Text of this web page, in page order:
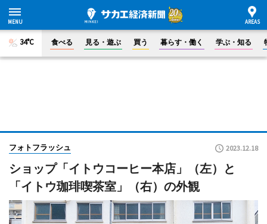
34°C 食べる 見る・遊ぶ 買う 暮らす・働く 学ぶ・知る
フォトフラッシュ 2023.12.18
ショップ「イトウコーヒー本店」（左）と
「イトウ珈琲喫茶室」（右）の外観